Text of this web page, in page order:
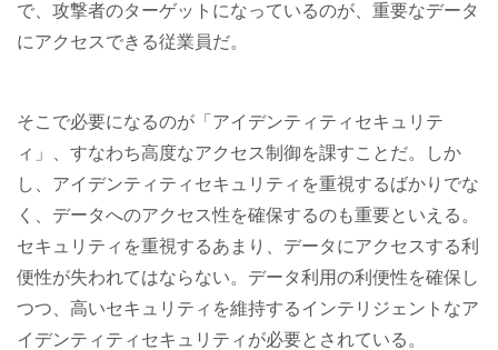
で、攻撃者のターゲットになっているのが、重要なデータ
にアクセスできる従業員だ。
そこで必要になるのが「アイデンティティセキュリテ
ィ」、すなわち高度なアクセス制御を課すことだ。しか
し、アイデンティティセキュリティを重視するばかりでな
く、データへのアクセス性を確保するのも重要といえる。
セキュリティを重視するあまり、データにアクセスする利
便性が失われてはならない。データ利用の利便性を確保し
つつ、高いセキュリティを維持するインテリジェントなア
イデンティティセキュリティが必要とされている。